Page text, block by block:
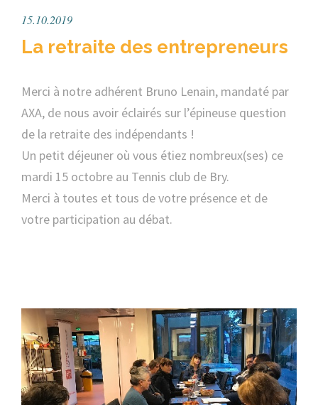
15.10.2019
La retraite des entrepreneurs
Merci à notre adhérent Bruno Lenain, mandaté par
AXA, de nous avoir éclairés sur l’épineuse question
de la retraite des indépendants !
Un petit déjeuner où vous étiez nombreux(ses) ce
mardi 15 octobre au Tennis club de Bry.
Merci à toutes et tous de votre présence et de
votre participation au débat.